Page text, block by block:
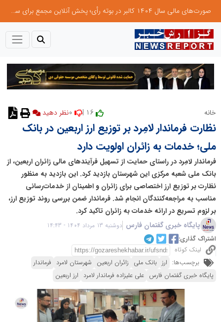
صورت‌های مالی سال ۱۴۰۴ کالبر در بوته رأی؛ پخش آنلاین مجمع برای سهامداران در سراسر کشور
خانه نظر دهید
نظارت فرماندار لامِرد بر توزیع ارز اربعین در بانک
ملی؛ خدمات به زائران اولویت دارد
فرماندار لامِرد در راستای حمایت از تسهیل فرآیندهای مالی زائران اربعین، از
بانک ملی شعبه مرکزی این شهرستان بازدید کرد. این بازدید به منظور
نظارت بر توزیع ارز اختصاصی برای زائران و اطمینان از خدمات‌رسانی
مناسب به مراجعه‌کنندگان انجام شد. فرماندار ضمن بررسی روند توزیع ارز،
بر لزوم تسریع در ارائه خدمات به زائران تاکید کرد.
پایگاه خبری گفتمان فارس دوشنبه 13 مرداد 1404 - 14:43
اشتراک گذاری:
لینک کوتاه
برچسب‌ها: ارز بانک ملی زائران اربعین شهرستان لامرد فرماندار
پایگاه خبری گفتمان فارس علی علیزاده فرماندار لامرد ارز اربعین